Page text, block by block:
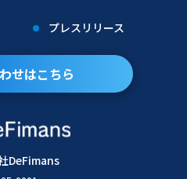
DeFimans
プレスリリース
せはこちら